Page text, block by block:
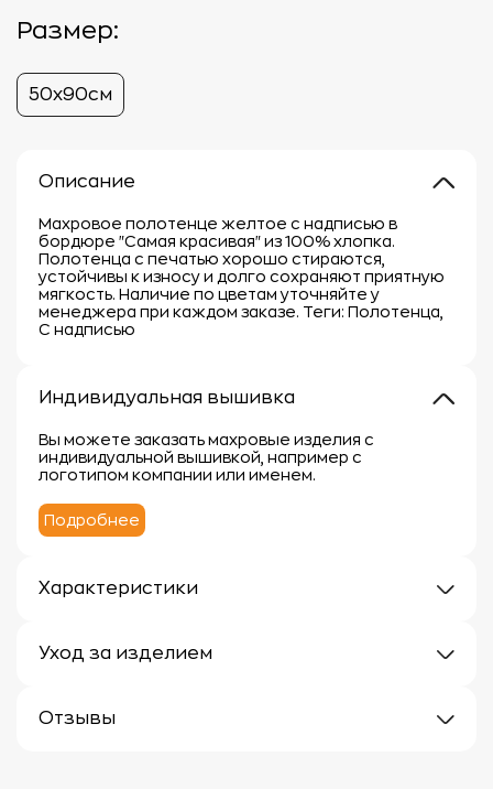
Размер:
50х90см
Описание
Махровое полотенце желтое с надписью в
бордюре "Самая красивая" из 100% хлопка.
Полотенца с печатью хорошо стираются,
устойчивы к износу и долго сохраняют приятную
мягкость. Наличие по цветам уточняйте у
менеджера при каждом заказе. Теги: Полотенца,
С надписью
Индивидуальная вышивка
Вы можете заказать махровые изделия с
индивидуальной вышивкой, например с
логотипом компании или именем.
Подробнее
Характеристики
Материал: 100% хлопок
Уход за изделием
чтобы сохранить их мягкость, впитывающие
Отзывы